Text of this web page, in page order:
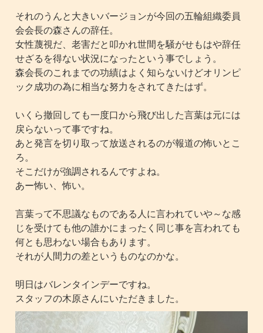
それのうんと大きいバージョンが今回の五輪組織委員
会会長の森さんの辞任。
女性蔑視だ、老害だと叩かれ世間を騒がせもはや辞任
せざるを得ない状況になったという事でしょう。
森会長のこれまでの功績はよく知らないけどオリンピ
ック成功の為に相当な努力をされてきたはず。
いくら撤回しても一度口から飛び出した言葉は元には
戻らないって事ですね。
あと発言を切り取って放送されるのが報道の怖いとこ
ろ。
そこだけが強調されるんですよね。
あー怖い、怖い。
言葉って不思議なものである人に言われていや～な感
じを受けても他の誰かにまったく同じ事を言われても
何とも思わない場合もあります。
それが人間力の差というものなのかな。
明日はバレンタインデーですね。
スタッフの木原さんにいただきました。